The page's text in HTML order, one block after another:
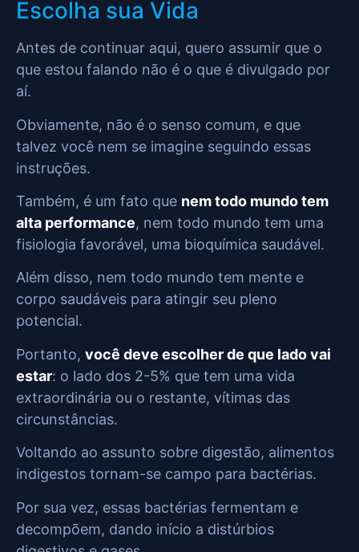
Escolha sua Vida
Antes de continuar aqui, quero assumir que o
que estou falando não é o que é divulgado por
aí.
Obviamente, não é o senso comum, e que
talvez você nem se imagine seguindo essas
instruções.
Também, é um fato que nem todo mundo tem
alta performance, nem todo mundo tem uma
fisiologia favorável, uma bioquímica saudável.
Além disso, nem todo mundo tem mente e
corpo saudáveis para atingir seu pleno
potencial.
Portanto, você deve escolher de que lado vai
estar: o lado dos 2-5% que tem uma vida
extraordinária ou o restante, vítimas das
circunstâncias.
Voltando ao assunto sobre digestão, alimentos
indigestos tornam-se campo para bactérias.
Por sua vez, essas bactérias fermentam e
decompõem, dando início a distúrbios